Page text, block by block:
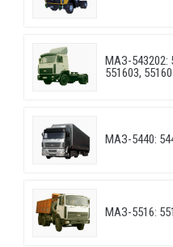
МАЗ-543202:
551603,
МАЗ-5440:
МАЗ-5516: